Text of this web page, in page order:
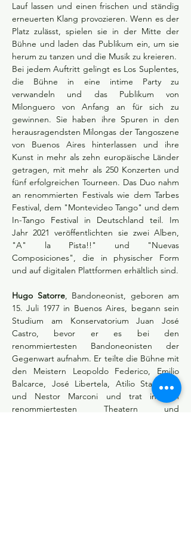
Lauf lassen und einen frischen und ständig
erneuerten Klang provozieren. Wenn es der
Platz zulässt, spielen sie in der Mitte der
Bühne und laden das Publikum ein, um sie
herum zu tanzen und die Musik zu kreieren.
Bei jedem Auftritt gelingt es Los Suplentes,
die Bühne in eine intime Party zu
verwandeln und das Publikum von
Milonguero von Anfang an für sich zu
gewinnen. Sie haben ihre Spuren in den
herausragendsten Milongas der Tangoszene
von Buenos Aires hinterlassen und ihre
Kunst in mehr als zehn europäische Länder
getragen, mit mehr als 250 Konzerten und
fünf erfolgreichen Tourneen. Das Duo nahm
an renommierten Festivals wie dem Tarbes
Festival, dem "Montevideo Tango" und dem
In-Tango Festival in Deutschland teil. Im
Jahr 2021 veröffentlichten sie zwei Alben,
"A" la Pista!!" und "Nuevas
Composiciones", die in physischer Form
und auf digitalen Plattformen erhältlich sind.
Hugo Satorre, Bandoneonist, geboren am
15. Juli 1977 in Buenos Aires, begann sein
Studium am Konservatorium Juan José
Castro, bevor er es bei den
renommiertesten Bandoneonisten der
Gegenwart aufnahm. Er teilte die Bühne mit
den Meistern Leopoldo Federico, Emilio
Balcarce, José Libertela, Atilio Stampone
und Nestor Marconi und trat in den
renommiertesten Theatern und